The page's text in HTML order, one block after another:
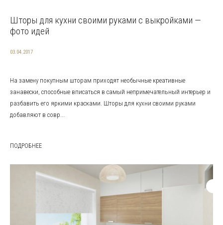
Шторы для кухни своими руками с выкройками —
фото идей
03.04.2017
На замену покупным шторам приходят необычные креативные
занавески, способные вписаться в самый непримечательный интерьер и
разбавить его яркими красками. Шторы для кухни своими руками
добавляют в совр...
ПОДРОБНЕЕ